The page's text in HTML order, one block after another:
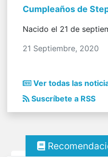
Cumpleaños de
Nacido el 21 de
21 Septiembre, 2020
Ver todas las
Suscríbete a RSS